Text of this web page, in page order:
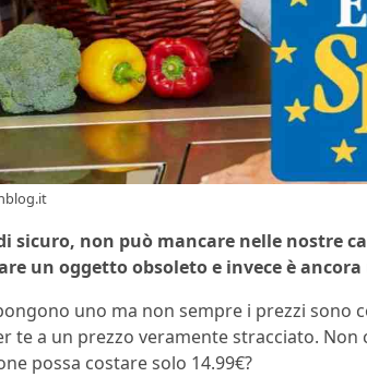
sicuro, non può mancare nelle nostre
un oggetto obsoleto e invece è
uno ma non sempre i prezzi sono
te a un prezzo veramente stracciato. Non
possa costare solo 14.99€?